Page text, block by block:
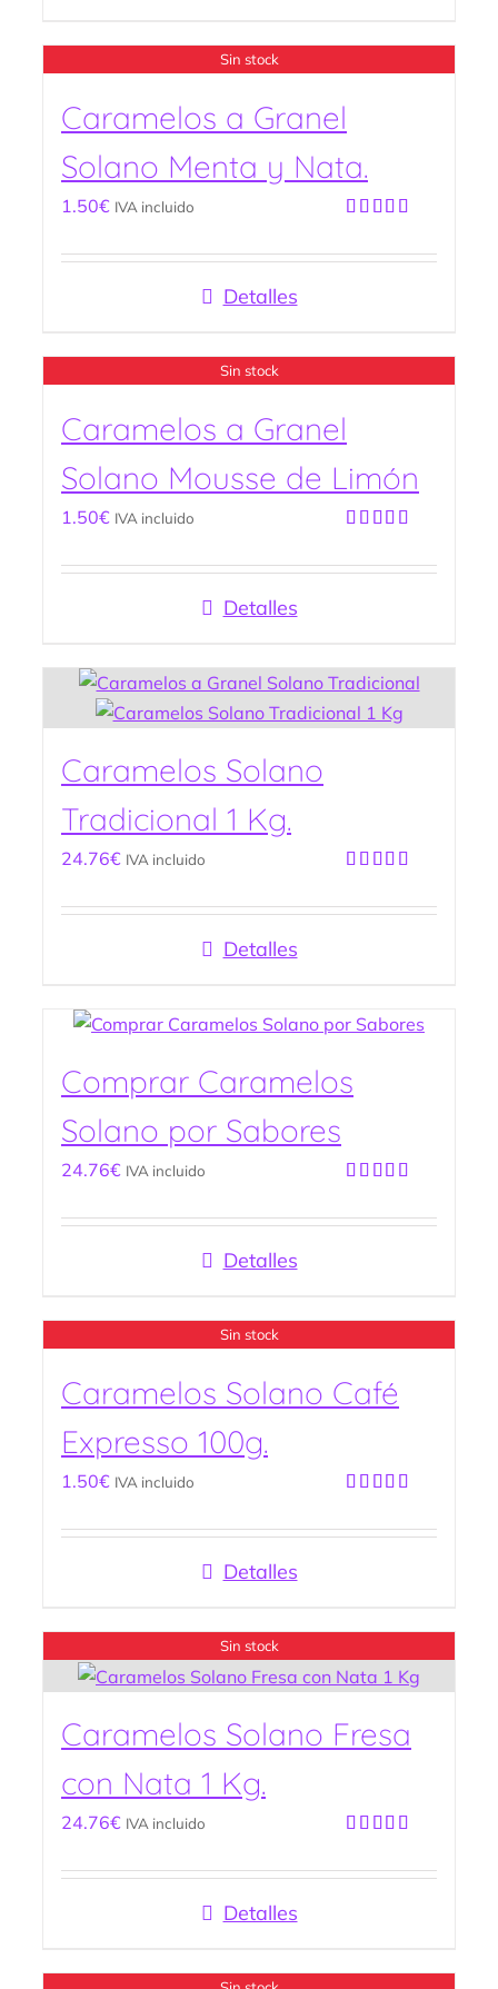
Sin stock
Caramelos a Granel
Solano Menta y Nata.
con5.00de
5
1.50€ IVA incluido
Detalles
Sin stock
Caramelos a Granel
Solano Mousse de Limón
con5.00de
5
1.50€ IVA incluido
Detalles
Caramelos Solano
Tradicional 1 Kg.
con5.00de
5
24.76€ IVA incluido
Detalles
Comprar Caramelos
Solano por Sabores
con5.00de
5
24.76€ IVA incluido
Detalles
Sin stock
Caramelos Solano Café
Expresso 100g.
con5.00de
5
1.50€ IVA incluido
Detalles
Sin stock
Caramelos Solano Fresa
con Nata 1 Kg.
con5.00de
5
24.76€ IVA incluido
Detalles